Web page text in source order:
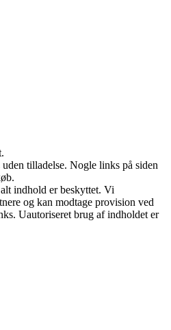
tilladelse. Nogle links på siden
indhold er beskyttet. Vi
og kan modtage provision ved
Uautoriseret brug af indholdet er